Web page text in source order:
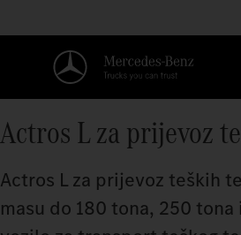
Actros L za prijevoz
Actros L za prijevoz teških
masu do 180 tona, 250